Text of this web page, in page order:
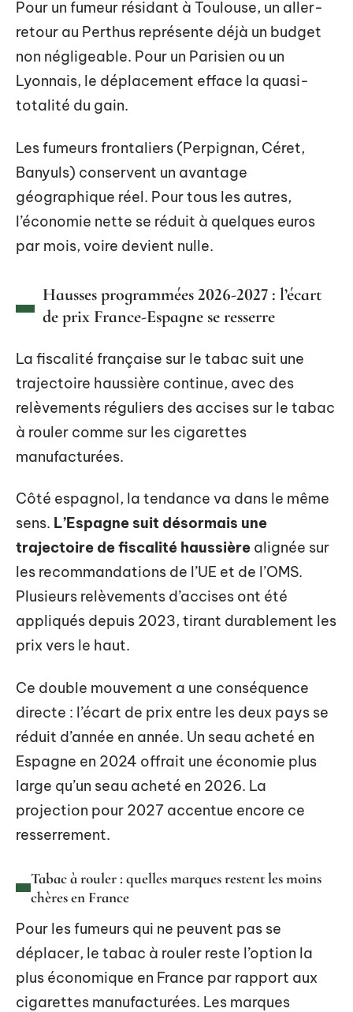
Pour un fumeur résidant à Toulouse, un aller-
retour au Perthus représente déjà un budget
non négligeable. Pour un Parisien ou un
Lyonnais, le déplacement efface la quasi-
totalité du gain.
Les fumeurs frontaliers (Perpignan, Céret,
Banyuls) conservent un avantage
géographique réel. Pour tous les autres,
l’économie nette se réduit à quelques euros
par mois, voire devient nulle.
Hausses programmées 2026-2027 : l’écart
de prix France-Espagne se resserre
La fiscalité française sur le tabac suit une
trajectoire haussière continue, avec des
relèvements réguliers des accises sur le tabac
à rouler comme sur les cigarettes
manufacturées.
Côté espagnol, la tendance va dans le même
sens. L’Espagne suit désormais une
trajectoire de fiscalité haussière alignée sur
les recommandations de l’UE et de l’OMS.
Plusieurs relèvements d’accises ont été
appliqués depuis 2023, tirant durablement les
prix vers le haut.
Ce double mouvement a une conséquence
directe : l’écart de prix entre les deux pays se
réduit d’année en année. Un seau acheté en
Espagne en 2024 offrait une économie plus
large qu’un seau acheté en 2026. La
projection pour 2027 accentue encore ce
resserrement.
Tabac à rouler : quelles marques restent les moins
chères en France
Pour les fumeurs qui ne peuvent pas se
déplacer, le tabac à rouler reste l’option la
plus économique en France par rapport aux
cigarettes manufacturées. Les marques